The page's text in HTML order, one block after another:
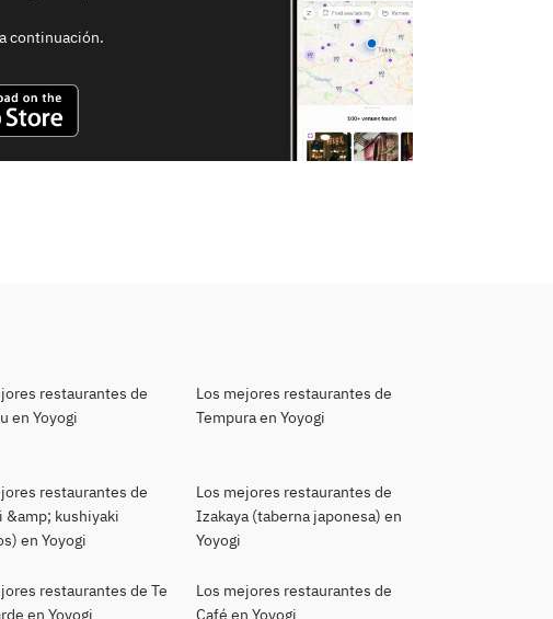
continuación.
restaurantes de
en Yoyogi
Los mejores restaurantes de
Tempura en Yoyogi
restaurantes de
&amp; kushiyaki
en Yoyogi
Los mejores restaurantes de
Izakaya (taberna japonesa) en
Yoyogi
restaurantes de Te
en Yoyogi
Los mejores restaurantes de
Café en Yoyogi